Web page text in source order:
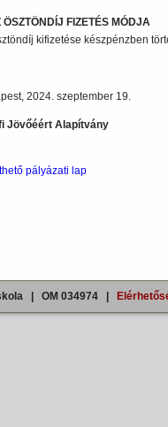
ÖSZTÖNDÍJ FIZETÉS MÓDJA
kifizetése készpénzben
2024. szeptember 19.
Jövőéért Alapítvány
pályázati lap
| OM 034974 |